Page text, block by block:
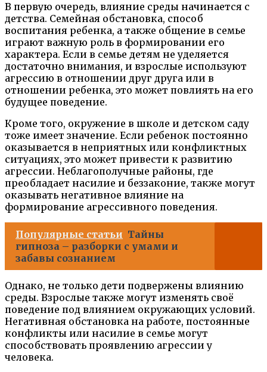
В первую очередь, влияние среды начинается с
детства. Семейная обстановка, способ
воспитания ребенка, а также общение в семье
играют важную роль в формировании его
характера. Если в семье детям не уделяется
достаточно внимания, и взрослые используют
агрессию в отношении друг друга или в
отношении ребенка, это может повлиять на его
будущее поведение.
Кроме того, окружение в школе и детском саду
тоже имеет значение. Если ребенок постоянно
оказывается в неприятных или конфликтных
ситуациях, это может привести к развитию
агрессии. Неблагополучные районы, где
преобладает насилие и беззаконие, также могут
оказывать негативное влияние на
формирование агрессивного поведения.
Популярные статьи Тайны
гипноза – разборки с умами и
забавы сознанием
Однако, не только дети подвержены влиянию
среды. Взрослые также могут изменять своё
поведение под влиянием окружающих условий.
Негативная обстановка на работе, постоянные
конфликты или насилие в семье могут
способствовать проявлению агрессии у
человека.